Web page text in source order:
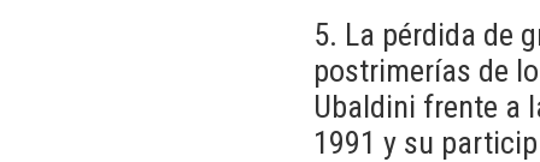
5. La pérdida de
postrimerías de
Ubaldini frente a
1991 y su